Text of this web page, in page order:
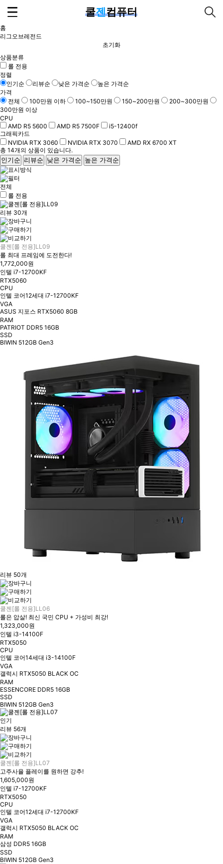
쿨젠컴퓨터
홈
리그오브레전드
초기화
상품분류
롤 전용
정렬
인기순
리뷰순 낮은 가격순
높은 가격순
가격
전체
100만원 이하 100~150만원 150~200만원
200~300만원
300만원 이상
CPU
AMD R5 5600
AMD R5 7500F
i5-12400f
그래픽카드
NVIDIA RTX 3060
NVIDIA RTX 3070
AMD RX 6700 XT
총 14개의 상품이 있습니다.
인기순 리뷰순 낮은 가격순 높은 가격순
전체
롤 전용
리뷰 30개
쿨젠[롤 전용]LL09
롤 최대 프레임에 도전한다!
1,772,000원
인텔 i7-12700KF
RTX5060
CPU
인텔 코어12세대 i7-12700KF
VGA
ASUS 지포스 RTX5060 8GB
RAM
PATRIOT DDR5 16GB
SSD
BIWIN 512GB Gen3
리뷰 50개
쿨젠[롤 전용]LL06
롤은 압살! 최신 국민 CPU + 가성비 최강!
1,323,000원
인텔 i3-14100F
RTX5050
CPU
인텔 코어14세대 i3-14100F
VGA
갤럭시 RTX5050 BLACK OC
RAM
ESSENCORE DDR5 16GB
SSD
BIWIN 512GB Gen3
인기
리뷰 56개
쿨젠[롤 전용]LL07
고주사율 플레이를 원하면 강추!
1,605,000원
인텔 i7-12700KF
RTX5050
CPU
인텔 코어12세대 i7-12700KF
VGA
갤럭시 RTX5050 BLACK OC
RAM
삼성 DDR5 16GB
SSD
BIWIN 512GB Gen3